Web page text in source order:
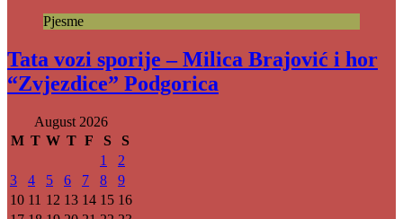
Pjesme
Tata vozi sporije – Milica Brajović i hor
“Zvjezdice” Podgorica
August 2026
M T W T F S
S
1
2
3
4 5 6 7 8
9
10 11 12 13 14 15 16